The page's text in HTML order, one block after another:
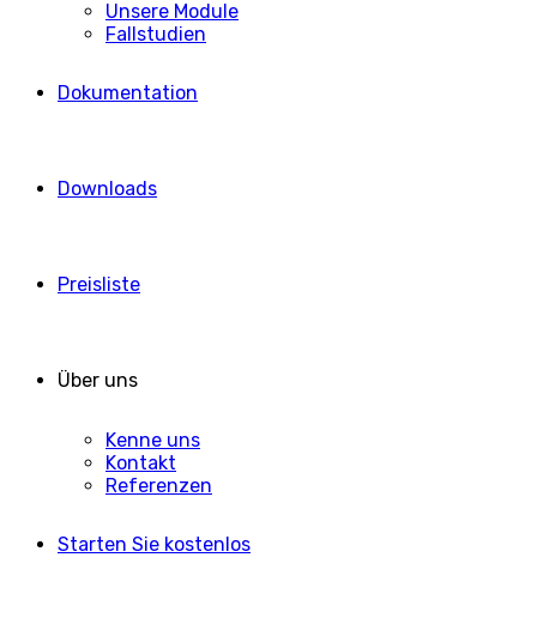
Unsere Module
Fallstudien
Dokumentation
Downloads
Preisliste
Über uns
Kenne uns
Kontakt
Referenzen
Starten Sie kostenlos